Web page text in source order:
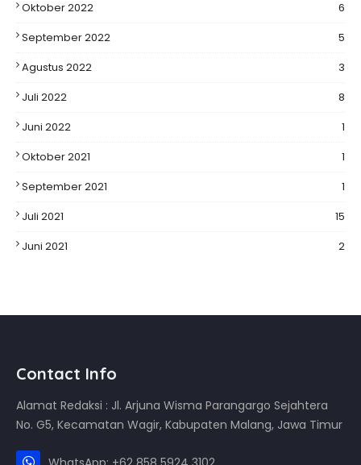
Oktober 2022
6
September 2022
5
Agustus 2022
3
Juli 2022
8
Juni 2022
1
Oktober 2021
1
September 2021
1
Juli 2021
15
Juni 2021
2
Contact Info
Alamat Redaksi : Jl. Arjuna Wisma Parangargo Sejahtera
No. G5, Kecamatan Wagir, Kabupaten Malang, Jawa Timur